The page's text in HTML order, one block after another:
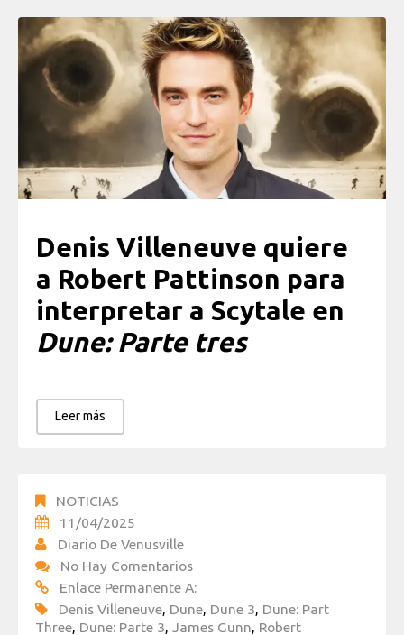
Denis Villeneuve quiere
a Robert Pattinson para
interpretar a Scytale en
Dune: Parte tres
Leer más
NOTICIAS
11/04/2025
Diario De Venusville
No Hay Comentarios
Enlace Permanente A:
Denis Villeneuve, Dune, Dune 3, Dune: Part
Three, Dune: Parte 3, James Gunn, Robert